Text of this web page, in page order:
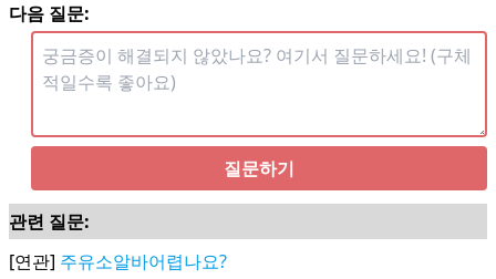
다음 질문:
질문하기
관련 질문:
[연관] 주유소알바어렵나요?